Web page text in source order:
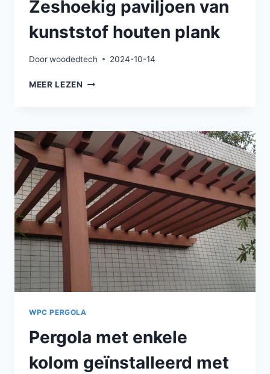
Zeshoekig paviljoen van
kunststof houten plank
Doorwoodedtech 2024-10-14
MEER LEZEN ZESHOEKIG
HOUTEN
PLANK
WPC PERGOLA
Pergola met enkele
kolom geïnstalleerd met